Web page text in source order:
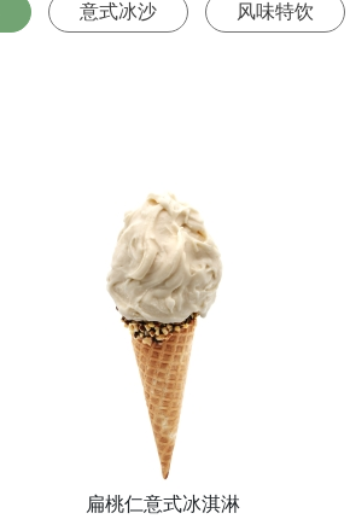
意式冰沙 风味特饮
扁桃仁意式冰淇淋